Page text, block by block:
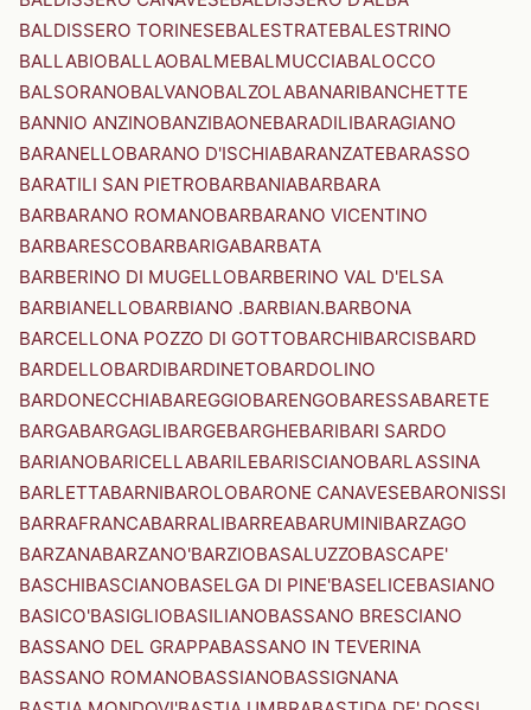
BALDISSERO TORINESEBALESTRATEBALESTRINO
BALLABIOBALLAOBALMEBALMUCCIABALOCCO
BALSORANOBALVANOBALZOLABANARIBANCHETTE
BANNIO ANZINOBANZIBAONEBARADILIBARAGIANO
BARANELLOBARANO D'ISCHIABARANZATEBARASSO
BARATILI SAN PIETROBARBANIABARBARA
BARBARANO ROMANOBARBARANO VICENTINO
BARBARESCOBARBARIGABARBATA
BARBERINO DI MUGELLOBARBERINO VAL D'ELSA
BARBIANELLOBARBIANO .BARBIAN.BARBONA
BARCELLONA POZZO DI GOTTOBARCHIBARCISBARD
BARDELLOBARDIBARDINETOBARDOLINO
BARDONECCHIABAREGGIOBARENGOBARESSABARETE
BARGABARGAGLIBARGEBARGHEBARIBARI SARDO
BARIANOBARICELLABARILEBARISCIANOBARLASSINA
BARLETTABARNIBAROLOBARONE CANAVESEBARONISSI
BARRAFRANCABARRALIBARREABARUMINIBARZAGO
BARZANABARZANO'BARZIOBASALUZZOBASCAPE'
BASCHIBASCIANOBASELGA DI PINE'BASELICEBASIANO
BASICO'BASIGLIOBASILIANOBASSANO BRESCIANO
BASSANO DEL GRAPPABASSANO IN TEVERINA
BASSANO ROMANOBASSIANOBASSIGNANA